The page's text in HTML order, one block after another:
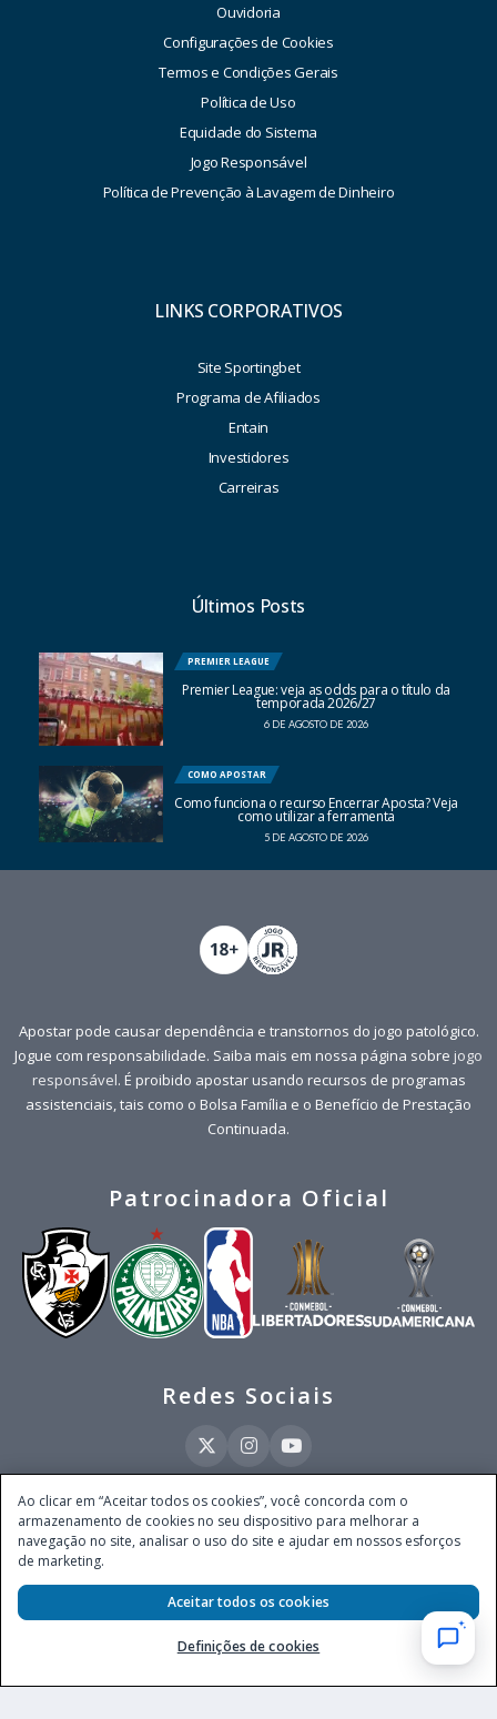
Ouvidoria
Configurações de Cookies
Termos e Condições Gerais
Política de Uso
Equidade do Sistema
Jogo Responsável
Política de Prevenção à Lavagem de Dinheiro
LINKS CORPORATIVOS
Site Sportingbet
Programa de Afiliados
Entain
Investidores
Carreiras
Últimos Posts
PREMIER LEAGUE
Premier League: veja as odds para o título da
temporada 2026/27
6 DE AGOSTO DE 2026
COMO APOSTAR
Como funciona o recurso Encerrar Aposta? Veja
como utilizar a ferramenta
5 DE AGOSTO DE 2026
Apostar pode causar dependência e transtornos do jogo patológico.
Jogue com responsabilidade. Saiba mais em nossa página sobre jogo
responsável. É proibido apostar usando recursos de programas
assistenciais, tais como o Bolsa Família e o Benefício de Prestação
Continuada.
Patrocinadora Oficial
Redes Sociais
Este site é operado pela Ventmear Brasil LTDA (CNPJ 52.868.380/0001-84), com
endereço na Avenida Brigadeiro Faria Lima, nº 4.055, 3º andar, Itaim Bibi, no
Município de São Paulo, Estado de São Paulo, CEP 04538-133, Brasil - empresa
Secretaria de Prêmios e Apostas do Ministério da Fazenda, conforme Portaria nº
247, de 07.02.2025, publicada no DOU em 11.2.2025.
Ao clicar em “Aceitar todos os cookies”, você concorda com o
armazenamento de cookies no seu dispositivo para melhorar a
navegação no site, analisar o uso do site e ajudar em nossos esforços
de marketing.
Definições de cookies
Aceitar todos os cookies